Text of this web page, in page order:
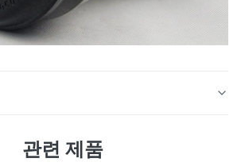
세데스 벤츠 특징 1 . OE 부품번호 :
관련 제품